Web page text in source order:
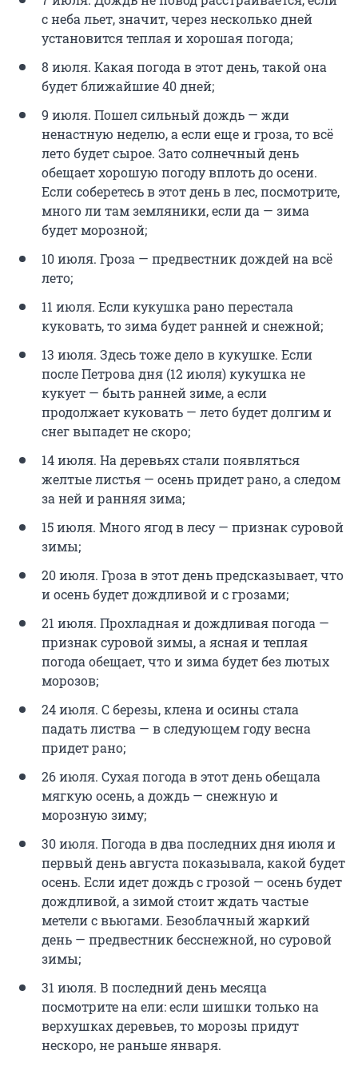
с неба льет, значит, через несколько дней
установится теплая и хорошая погода;
8 июля. Какая погода в этот день, такой она
будет ближайшие 40 дней;
9 июля. Пошел сильный дождь — жди
ненастную неделю, а если еще и гроза, то всё
лето будет сырое. Зато солнечный день
обещает хорошую погоду вплоть до осени.
Если соберетесь в этот день в лес, посмотрите,
много ли там земляники, если да — зима
будет морозной;
10 июля. Гроза — предвестник дождей на всё
лето;
11 июля. Если кукушка рано перестала
куковать, то зима будет ранней и снежной;
13 июля. Здесь тоже дело в кукушке. Если
после Петрова дня (12 июля) кукушка не
кукует — быть ранней зиме, а если
продолжает куковать — лето будет долгим и
снег выпадет не скоро;
14 июля. На деревьях стали появляться
желтые листья — осень придет рано, а следом
за ней и ранняя зима;
15 июля. Много ягод в лесу — признак суровой
зимы;
20 июля. Гроза в этот день предсказывает, что
и осень будет дождливой и с грозами;
21 июля. Прохладная и дождливая погода —
признак суровой зимы, а ясная и теплая
погода обещает, что и зима будет без лютых
морозов;
24 июля. С березы, клена и осины стала
падать листва — в следующем году весна
придет рано;
26 июля. Сухая погода в этот день обещала
мягкую осень, а дождь — снежную и
морозную зиму;
30 июля. Погода в два последних дня июля и
первый день августа показывала, какой будет
осень. Если идет дождь с грозой — осень будет
дождливой, а зимой стоит ждать частые
метели с вьюгами. Безоблачный жаркий
день — предвестник бесснежной, но суровой
зимы;
31 июля. В последний день месяца
посмотрите на ели: если шишки только на
верхушках деревьев, то морозы придут
нескоро, не раньше января.